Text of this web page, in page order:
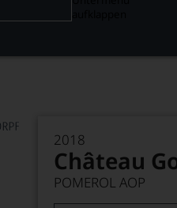
2018
Château
POMEROL AOP